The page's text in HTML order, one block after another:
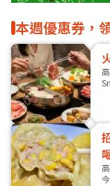
本週優惠券，